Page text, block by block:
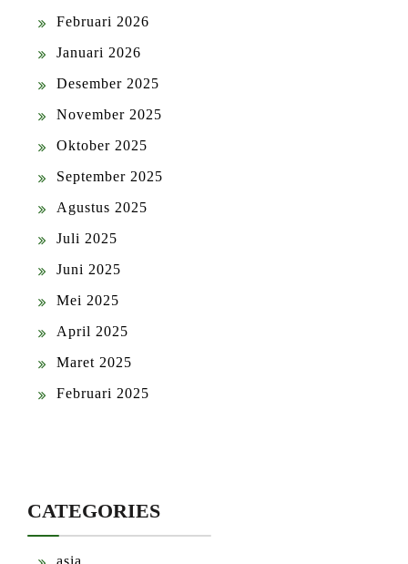
Februari 2026
Januari 2026
Desember 2025
November 2025
Oktober 2025
September 2025
Agustus 2025
Juli 2025
Juni 2025
Mei 2025
April 2025
Maret 2025
Februari 2025
CATEGORIES
asia